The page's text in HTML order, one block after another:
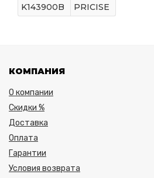
K143900B
PRICISE
КОМПАНИЯ
О компании
Скидки %
Доставка
Оплата
Гарантии
Условия возврата